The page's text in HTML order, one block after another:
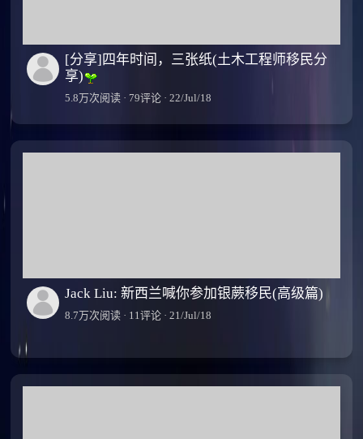
[分享]四年时间，三张纸(土木工程师移民分
享)
5.8万次阅读 · 79评论 · 22/Jul/18
Jack Liu: 新西兰喊你参加银蕨移民(高级篇)
8.7万次阅读 · 11评论 · 21/Jul/18